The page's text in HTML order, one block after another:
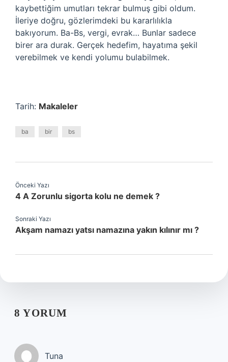
kaybettiğim umutları tekrar bulmuş gibi oldum.
İleriye doğru, gözlerimdeki bu kararlılıkla
bakıyorum. Ba-Bs, vergi, evrak… Bunlar sadece
birer ara durak. Gerçek hedefim, hayatıma şekil
verebilmek ve kendi yolumu bulabilmek.
Tarih: Makaleler
ba bir bs
Önceki Yazı
4 A Zorunlu sigorta kolu ne demek ?
Sonraki Yazı
Akşam namazı yatsı namazına yakın kılınır mı ?
8 YORUM
Tuna